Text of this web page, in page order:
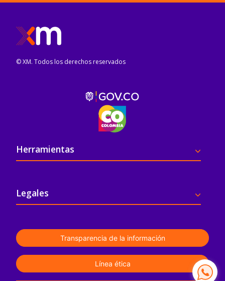
© XM. Todos los derechos reservados
Pie de página
Herramientas
Legales
Transparencia de la información
Línea ética